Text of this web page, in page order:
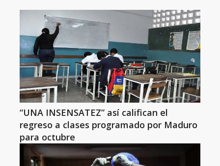
“UNA INSENSATEZ” así califican el
regreso a clases programado por Maduro
para octubre